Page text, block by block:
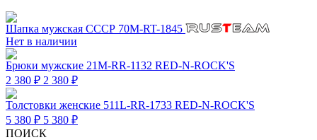
Шапка мужская СССР 70M-RT-1845
Нет в наличии
Брюки мужские 21M-RR-1132 RED-N-ROCK'S
2 380 ₽ 2 380 ₽
Толстовки женские 511L-RR-1733 RED-N-ROCK'S
5 380 ₽ 5 380 ₽
ПОИСК